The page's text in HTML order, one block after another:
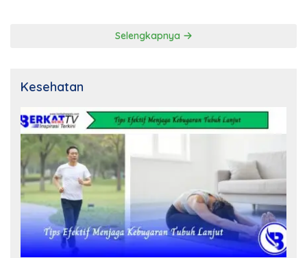
Selengkapnya
Kesehatan